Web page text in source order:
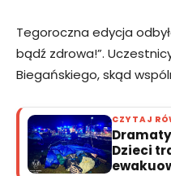
Tegoroczna edycja
bądź zdrowa!”.
Biegańskiego, skąd
CZYTAJ
Dzieci